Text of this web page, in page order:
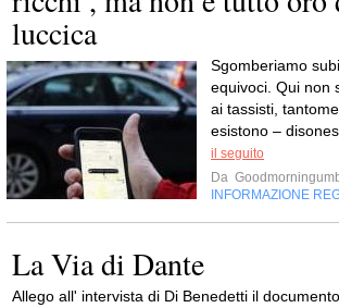
luccica
Sgomberiamo
equivoci. Qui non
ai tassisti,
esistono –
il seguito
Da
INFORMAZIONE
La Via di Dante
Allego all' intervista di Di Benedetti il